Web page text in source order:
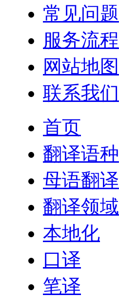
常见问题
服务流程
网站地图
联系我们
首页
翻译语种
母语翻译
翻译领域
本地化
口译
笔译